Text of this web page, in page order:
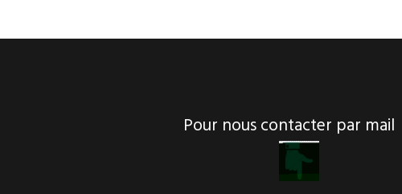
Pour nous contacter par mail